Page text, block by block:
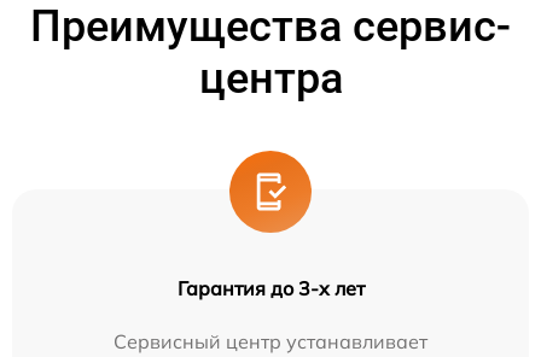
Преимущества сервис-
центра
Гарантия до 3-х лет
Сервисный центр устанавливает